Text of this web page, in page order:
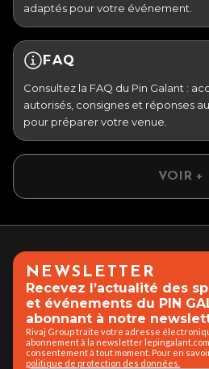
adaptés pour votre événement.
FAQ
Consultez la FAQ du Pin Galant :
autorisés, consignes et réponses
pour préparer votre venue.
VOIR +
NEWSLETTER
Recevez l’actualité des
et événements du PIN
abonnant à notre
Rivaj Group traite votre adresse
abonnement à la newsletter
consentement à tout moment. Pour en
politique de protection des données.